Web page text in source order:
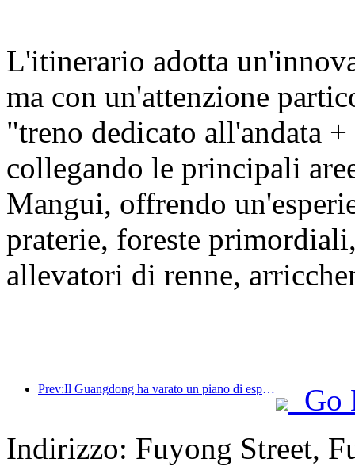
L'itinerario adotta
ma con un'attenzione
"treno dedicato all'andata
collegando le principali
Mangui, offrendo
praterie, foreste
allevatori di renne,
Prev:Il Guangdong ha varato un piano di espansione della capacità del settore dei servizi per trasformare la Greater Bay Area in una destinazione turistica di livello mondiale.
Go
Indirizzo: Fuyong Street,